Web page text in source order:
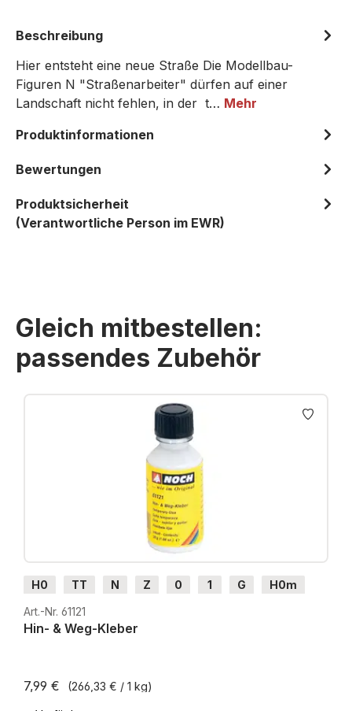
Beschreibung
Hier entsteht eine neue Straße Die Modellbau-
Figuren N "Straßenarbeiter" dürfen auf einer
Landschaft nicht fehlen, in der t… Mehr
Produktinformationen
Bewertungen
Produktsicherheit
(Verantwortliche Person im EWR)
Gleich mitbestellen:
passendes Zubehör
Produktgalerie überspringen
H0 TT N Z 0 1 G
H0m
H0e
Art.-Nr. 61121
Hin- & Weg-Kleber
7,99 € (266,33 € / 1 kg)